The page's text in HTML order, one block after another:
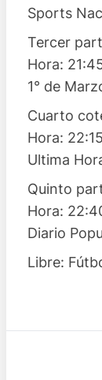
Sports
Tercer
Hora:
1° de
Cuarto
Hora: 22:15
Ultima
Quinto
Hora:
Diario
Libre: